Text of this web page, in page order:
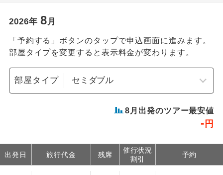
2026年 8月
「予約する」ボタンのタップで申込画面に進みます。
部屋タイプを変更すると表示料金が変わります。
部屋タイプ
8 月出発のツアー最安値
- 円
出発日 旅行代金 残席
催行状況
割引
予約